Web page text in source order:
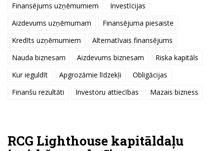
RCG Lighthouse kapitāldaļu
Finansējums uzņēmumiem
Investīcijas
Aizdevums uzņēmumam
Finansējuma piesaiste
Kredīts uzņēmumiem
Alternatīvais finansējums
Nauda biznesam
Aizdevums biznesam
Riska kapitāls
Kur ieguldīt
Apgrozāmie līdzekļi
Obligācijas
Finanšu rezultāti
Investoru attiecības Mazais bizness